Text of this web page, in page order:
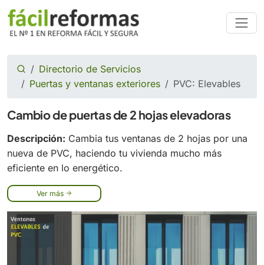
Directorio de Servicios
Puertas y ventanas exteriores
PVC: Elevables
Cambio de puertas de 2 hojas elevadoras
Descripción: Cambia tus ventanas de 2 hojas por una
nueva de PVC, haciendo tu vivienda mucho más
eficiente en lo energético.
Ver más